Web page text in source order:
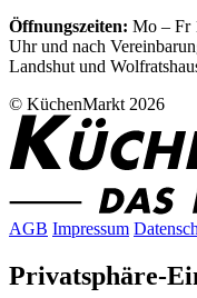
Öffnungszeiten: Mo – Fr
Uhr und nach
Landshut und
© KüchenMarkt 2026
AGB Impressum
Privatsphäre-